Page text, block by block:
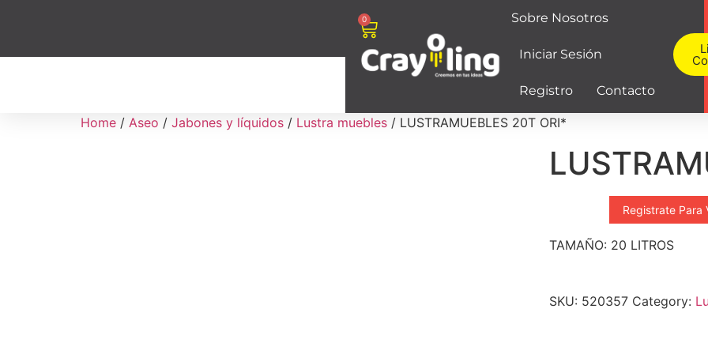
Sobre Nosotros
Iniciar Sesión
Registro Contacto
0
Home / Aseo / Jabones y líquidos / Lustra muebles / LUSTRAMUEBLES 20T ORI*
Registrate Para
TAMAÑO: 20 LITROS
SKU: 520357 Category: